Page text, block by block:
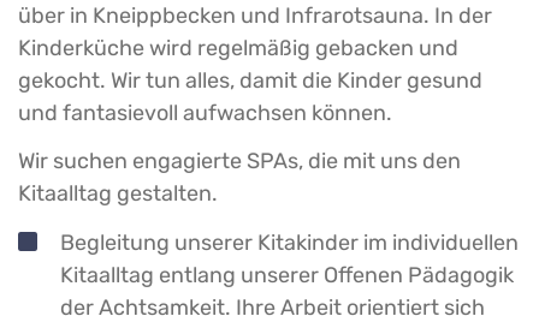
über in Kneippbecken und Infrarotsauna. In der
Kinderküche wird regelmäßig gebacken und
gekocht. Wir tun alles, damit die Kinder gesund
und fantasievoll aufwachsen können.
Wir suchen engagierte SPAs, die mit uns den
Kitaalltag gestalten.
Begleitung unserer Kitakinder im individuellen
Kitaalltag entlang unserer Offenen Pädagogik
der Achtsamkeit. Ihre Arbeit orientiert sich